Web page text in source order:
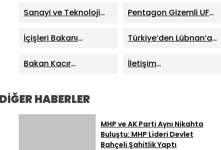
Sanayi ve Teknoloji
Kacır’dan “Kutuplarda
Sıfır Atık” Kitabı
Açıklamalar
Pentagon Gizemli UFO
41 Yeni Dosya Erişime
Açıldı
İçişleri Bakanı
Sinop’ta Yeni Hizmet
Binalarının Açılışını
Türkiye’den Lübnan’a
Demir Yoluna Dev İş
Birliği
Bakan Kacır
914 Milyon TL Destek
İletişim
HABERLER
MHP ve AK Parti Aynı Nikahta
Buluştu: MHP Lideri Devlet
Bahçeli Şahitlik Yaptı